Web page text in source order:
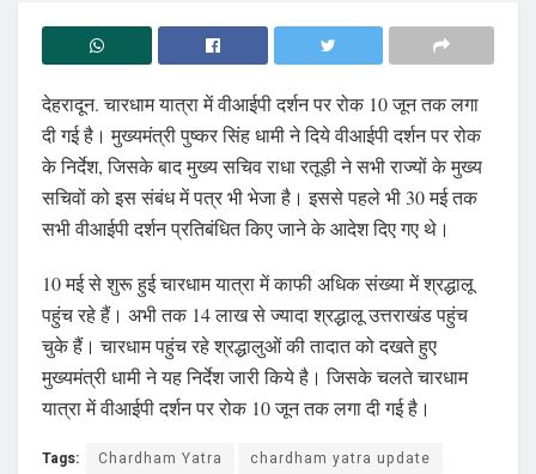
देहरादून. चारधाम यात्रा में वीआईपी दर्शन पर रोक 10 जून तक लगा
दी गई है। मुख्यमंत्री पुष्कर सिंह धामी ने दिये वीआईपी दर्शन पर रोक
के निर्देश, जिसके बाद मुख्य सचिव राधा रतूड़ी ने सभी राज्यों के मुख्य
सचिवों को इस संबंध में पत्र भी भेजा है। इससे पहले भी 30 मई तक
सभी वीआईपी दर्शन प्रतिबंधित किए जाने के आदेश दिए गए थे।
10 मई से शुरू हुई चारधाम यात्रा में काफी अधिक संख्या में श्रद्धालू
पहुंच रहे हैं। अभी तक 14 लाख से ज्यादा श्रद्धालू उत्तराखंड पहुंच
चुके हैं। चारधाम पहुंच रहे श्रद्धालुओं की तादात को दखते हुए
मुख्यमंत्री धामी ने यह निर्देश जारी किये है। जिसके चलते चारधाम
यात्रा में वीआईपी दर्शन पर रोक 10 जून तक लगा दी गई है।
Tags: Chardham Yatra
chardham yatra update